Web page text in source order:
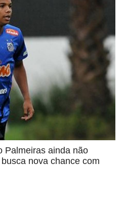
Palmeiras ainda não
nova chance com